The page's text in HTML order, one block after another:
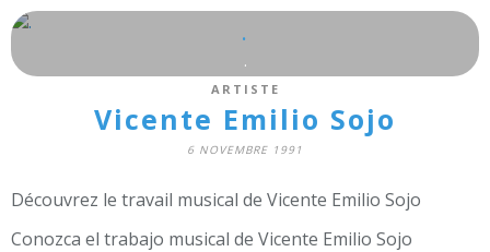
.
.
ARTISTE
Vicente Emilio Sojo
6 NOVEMBRE 1991
Découvrez le travail musical de Vicente Emilio Sojo
Conozca el trabajo musical de Vicente Emilio Sojo